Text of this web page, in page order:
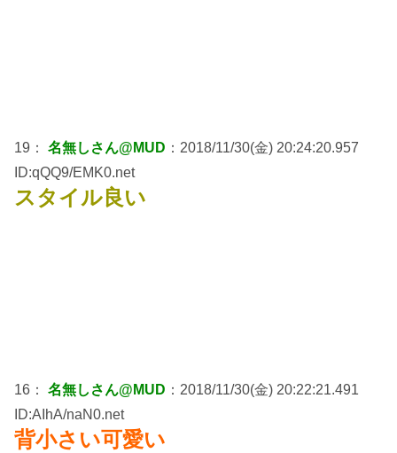
19： 名無しさん@MUD ：2018/11/30(金) 20:24:20.957
ID:qQQ9/EMK0.net
スタイル良い
16： 名無しさん@MUD ：2018/11/30(金) 20:22:21.491
ID:AIhA/naN0.net
背小さい可愛い